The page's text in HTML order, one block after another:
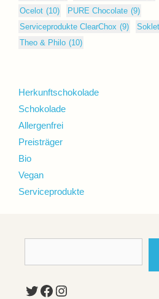
Ocelot (10) PURE Chocolate (9)
Serviceprodukte ClearChox (9) Soklet
Theo & Philo (10)
Herkunftschokolade
Schokolade
Allergenfrei
Preisträger
Bio
Vegan
Serviceprodukte
Twitter
Facebook
Instagram